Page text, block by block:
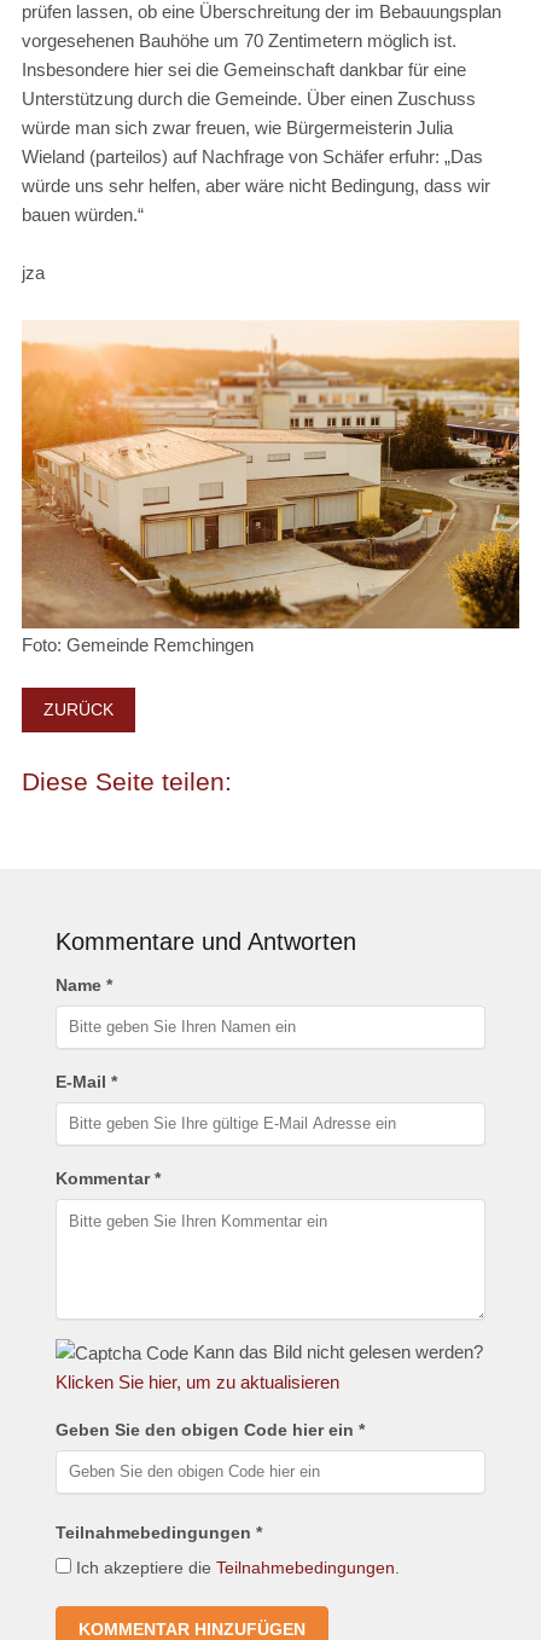
prüfen lassen, ob eine Überschreitung der im Bebauungsplan
vorgesehenen Bauhöhe um 70 Zentimetern möglich ist.
Insbesondere hier sei die Gemeinschaft dankbar für eine
Unterstützung durch die Gemeinde. Über einen Zuschuss
würde man sich zwar freuen, wie Bürgermeisterin Julia
Wieland (parteilos) auf Nachfrage von Schäfer erfuhr: „Das
würde uns sehr helfen, aber wäre nicht Bedingung, dass wir
bauen würden.“
jza
Foto: Gemeinde Remchingen
ZURÜCK
Kommentare und Antworten
Name *
E-Mail *
Kommentar *
Kann das Bild nicht gelesen werden?
Klicken Sie hier, um zu aktualisieren
Geben Sie den obigen Code hier ein *
Teilnahmebedingungen *
Ich akzeptiere die Teilnahmebedingungen